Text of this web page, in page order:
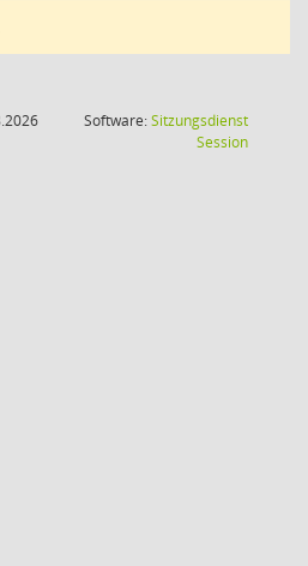
Software:Sitzungsdienst
Session(Wird in